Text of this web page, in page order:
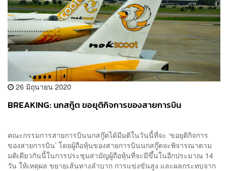
26 มิถุนายน 2020
BREAKING: นกสกู๊ต ขอยุติกิจการของสายการบิน
คณะกรรมการสายการบินนกสกู๊ตได้มีมติในวันนี้ที่จะ ‘ขอยุติกิจการ
ของสายการบิน’ โดยผู้ถือหุ้นของสายการบินนกสกู๊ตจะพิจารณาตาม
มติเดียวกันนี้ในการประชุมสามัญผู้ถือหุ้นที่จะมีขึ้นในอีกประมาณ 14
วัน ให้เหตุผล ขยายเส้นทางลำบาก การแข่งขันสูง และผลกระทบจาก